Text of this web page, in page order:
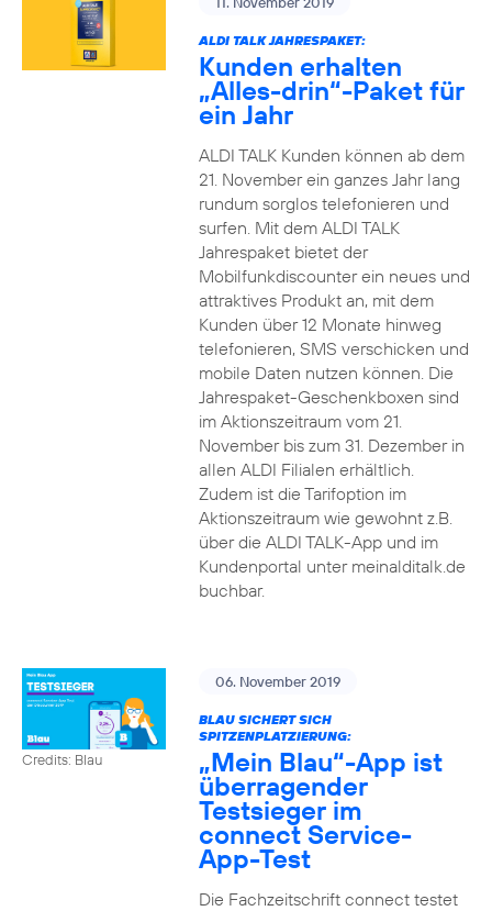
ALDI TALK JAHRESPAKET:
Kunden erhalten
„Alles-drin“-Paket für
ein Jahr
ALDI TALK Kunden können ab dem
21. November ein ganzes Jahr lang
rundum sorglos telefonieren und
surfen. Mit dem ALDI TALK
Jahrespaket bietet der
Mobilfunkdiscounter ein neues und
attraktives Produkt an, mit dem
Kunden über 12 Monate hinweg
telefonieren, SMS verschicken und
mobile Daten nutzen können. Die
Jahrespaket-Geschenkboxen sind
im Aktionszeitraum vom 21.
November bis zum 31. Dezember in
allen ALDI Filialen erhältlich.
Zudem ist die Tarifoption im
Aktionszeitraum wie gewohnt z.B.
über die ALDI TALK-App und im
Kundenportal unter meinalditalk.de
buchbar.
Credits: Blau
06. November 2019
BLAU SICHERT SICH
SPITZENPLATZIERUNG:
„Mein Blau“-App ist
überragender
Testsieger im
connect Service-
App-Test
Die Fachzeitschrift connect testet